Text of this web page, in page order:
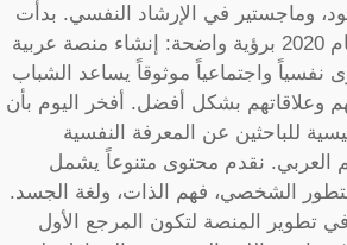
وماجستير في الإرشاد النفسي. بدأت
رحلتي مع جوا في عام 2020 برؤية واضحة: إنشاء منصة عربية
واجتماعياً موثوقاً يساعد الشباب
وعلاقاتهم بشكل أفضل. أفخر اليوم بأن
للباحثين عن المعرفة النفسية
العربي. نقدم محتوى متنوعاً يشمل
التطور الشخصي، فهم الذات، ولغة الجسد.
تطوير المنصة لتكون المرجع الأول